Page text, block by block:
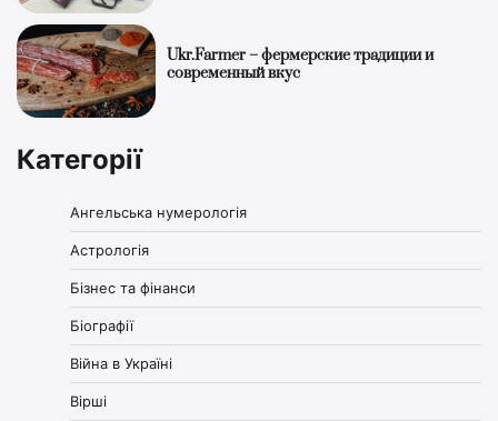
Ukr.Farmer – фермерские традиции и
современный вкус
Категорії
Ангельська нумерологія
Астрологія
Бізнес та фінанси
Біографії
Війна в Україні
Вірші